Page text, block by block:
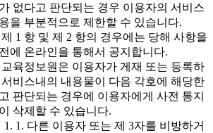
없다고 판단되는 경우 이용자의 서비스
을 부분적으로 제한할 수 있습니다.
1 항 및 제 2 항의 경우에는 당해 사항을
에 온라인을 통해서 공지합니다.
육정보원은 이용자가 게재 또는 등록하
서비스내의 내용물이 다음 각호에 해당한
판단되는 경우에 이용자에게 사전 통지
삭제할 수 있습니다.
1. 다른 이용자 또는 제 3자를 비방하거